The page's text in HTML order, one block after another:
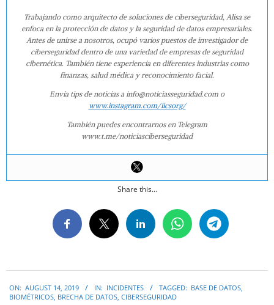
Trabajando como arquitecto de soluciones de ciberseguridad, Alisa se
enfoca en la protección de datos y la seguridad de datos empresariales.
Antes de unirse a nosotros, ocupó varios puestos de investigador de
ciberseguridad dentro de una variedad de empresas de seguridad
cibernética. También tiene experiencia en diferentes industrias como
finanzas, salud médica y reconocimiento facial.
Envía tips de noticias a info@noticiasseguridad.com o
www.instagram.com/iicsorg/
También puedes encontrarnos en Telegram
www.t.me/noticiasciberseguridad
Share this...
08-
ON: AUGUST 14, 2019 IN: INCIDENTES TAGGED: BASE DE DATOS
BIOMÉTRICOS BRECHA DE DATOS CIBERSEGURIDAD